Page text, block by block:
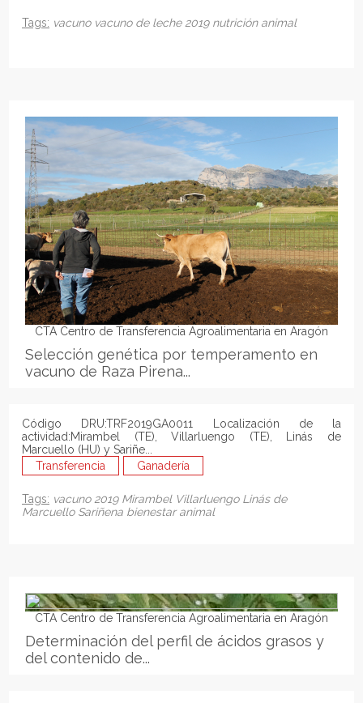
Tags: vacuno vacuno de leche2019 nutrición animal
CTA Centro de Transferencia Agroalimentaria en Aragón
Selección genética por temperamento en
vacuno de Raza Pirena...
Código DRU:TRF2019GA0011 Localización de la
actividad:Mirambel (TE), Villarluengo (TE), Linás de
Marcuello (HU) y Sariñe...
Transferencia
Ganadería
Tags: vacuno2019 Mirambel Villarluengo Linás de
Marcuello Sariñena bienestar animal
CTA Centro de Transferencia Agroalimentaria en Aragón
Determinación del perfil de ácidos grasos y
del contenido de...